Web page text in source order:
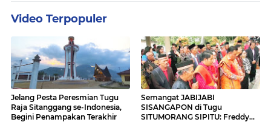
Video Terpopuler
Jelang Pesta Peresmian Tugu
Raja Sitanggang se-Indonesia,
Begini Penampakan Terakhir
Semangat JABIJABI
SISANGAPON di Tugu
SITUMORANG SIPITU: Freddy